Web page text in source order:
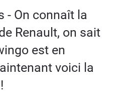
- On connaît la
Renault, on sait
est en
voici la